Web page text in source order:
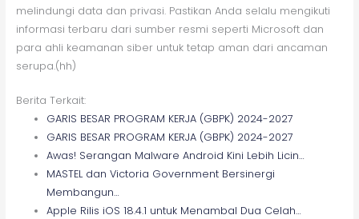
melindungi data dan privasi. Pastikan Anda selalu mengikuti
informasi terbaru dari sumber resmi seperti Microsoft dan
para ahli keamanan siber untuk tetap aman dari ancaman
serupa.(hh)
Berita Terkait:
GARIS BESAR PROGRAM KERJA (GBPK) 2024-2027
GARIS BESAR PROGRAM KERJA (GBPK) 2024-2027
Awas! Serangan Malware Android Kini Lebih Licin…
MASTEL dan Victoria Government Bersinergi
Membangun…
Apple Rilis iOS 18.4.1 untuk Menambal Dua Celah…